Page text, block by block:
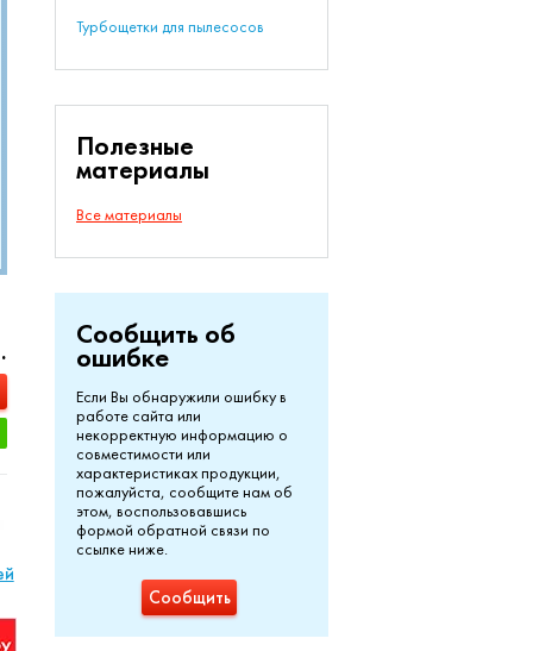
Турбощетки для пылесосов
Полезные
материалы
Все материалы
Сообщить об
ошибке
Если Вы обнаружили ошибку в
работе сайта или
некорректную информацию о
совместимости или
характеристиках продукции,
пожалуйста, сообщите нам об
этом, воспользовавшись
формой обратной связи по
ссылке ниже.
Сообщить